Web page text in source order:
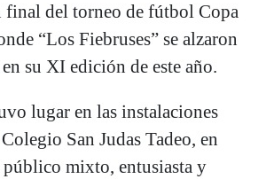
final del torneo de fútbol Copa
“Los Fiebruses” se alzaron
su XI edición de este año.
lugar en las instalaciones
San Judas Tadeo, en
público mixto, entusiasta y